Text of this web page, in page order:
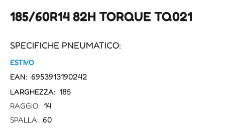
185/60R14 82H TORQUE TQ021
SPECIFICHE PNEUMATICO:
ESTIVO
EAN: 6953913190242
LARGHEZZA: 185
RAGGIO: 14
SPALLA: 60